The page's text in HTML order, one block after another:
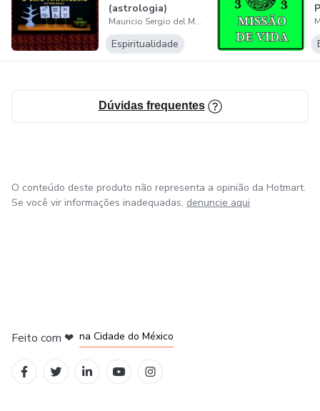
(astrologia)
Mauricio Sergio del Manto
Espiritualidade
Dúvidas frequentes
O conteúdo deste produto não representa a opinião da Hotmart.
Se você vir informações inadequadas, denuncie aqui
Feito com ❤ na Cidade do México